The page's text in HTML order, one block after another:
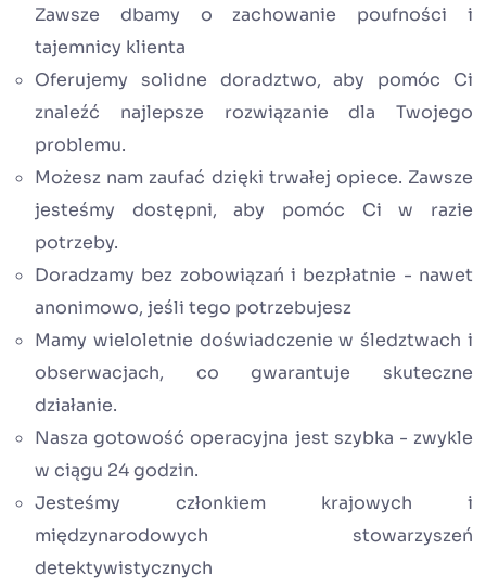
Zawsze dbamy o zachowanie poufności i
tajemnicy klienta
Oferujemy solidne doradztwo, aby pomóc Ci
znaleźć najlepsze rozwiązanie dla Twojego
problemu.
Możesz nam zaufać dzięki trwałej opiece. Zawsze
jesteśmy dostępni, aby pomóc Ci w razie
potrzeby.
Doradzamy bez zobowiązań i bezpłatnie - nawet
anonimowo, jeśli tego potrzebujesz
Mamy wieloletnie doświadczenie w śledztwach i
obserwacjach, co gwarantuje skuteczne
działanie.
Nasza gotowość operacyjna jest szybka - zwykle
w ciągu 24 godzin.
Jesteśmy członkiem krajowych i
międzynarodowych stowarzyszeń
detektywistycznych